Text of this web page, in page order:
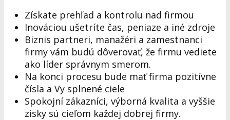
Získate prehľad a kontrolu nad firmou
Inováciou ušetríte čas, peniaze a iné zdroje
Biznis partneri, manažéri a zamestnanci
firmy vám budú dôverovať, že firmu vediete
ako líder správnym smerom.
Na konci procesu bude mať firma pozitívne
čísla a Vy splnené ciele
Spokojní zákazníci, výborná kvalita a vyššie
zisky sú cieľom každej dobrej firmy.